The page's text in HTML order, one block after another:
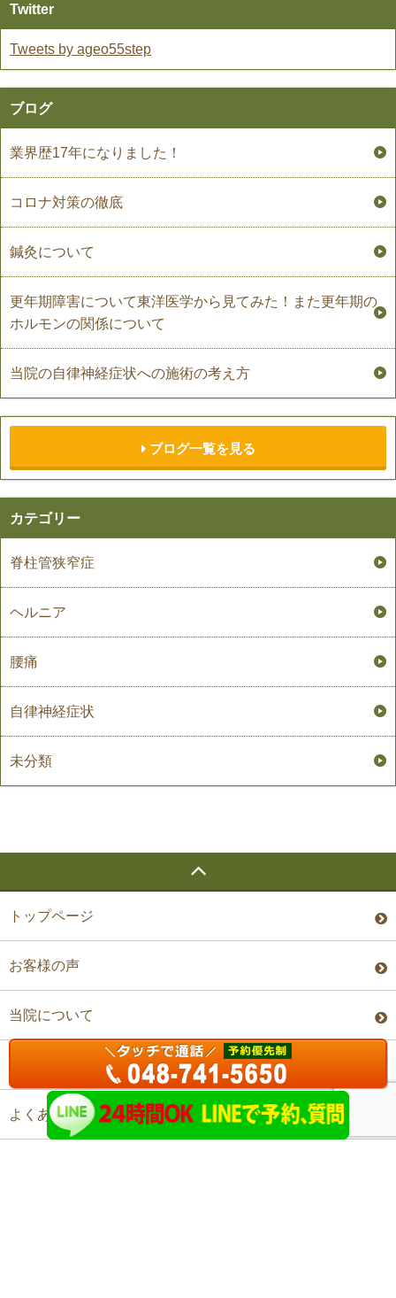
Twitter
Tweets by ageo55step
ブログ
業界歴17年になりました！
コロナ対策の徹底
鍼灸について
更年期障害について東洋医学から見てみた！また更年期の
ホルモンの関係について
当院の自律神経症状への施術の考え方
ブログ一覧を見る
カテゴリー
脊柱管狭窄症
ヘルニア
腰痛
自律神経症状
未分類
トップページ
お客様の声
当院について
よくあるご質問